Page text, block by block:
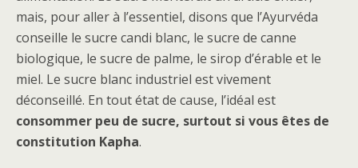
mais, pour aller à l’essentiel, disons que l’Ayurvéda
conseille le sucre candi blanc, le sucre de canne
biologique, le sucre de palme, le sirop d’érable et le
miel. Le sucre blanc industriel est vivement
déconseillé. En tout état de cause, l’idéal est
consommer peu de sucre, surtout si vous êtes de
constitution Kapha.